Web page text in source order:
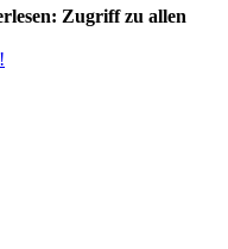
Zugriff zu allen